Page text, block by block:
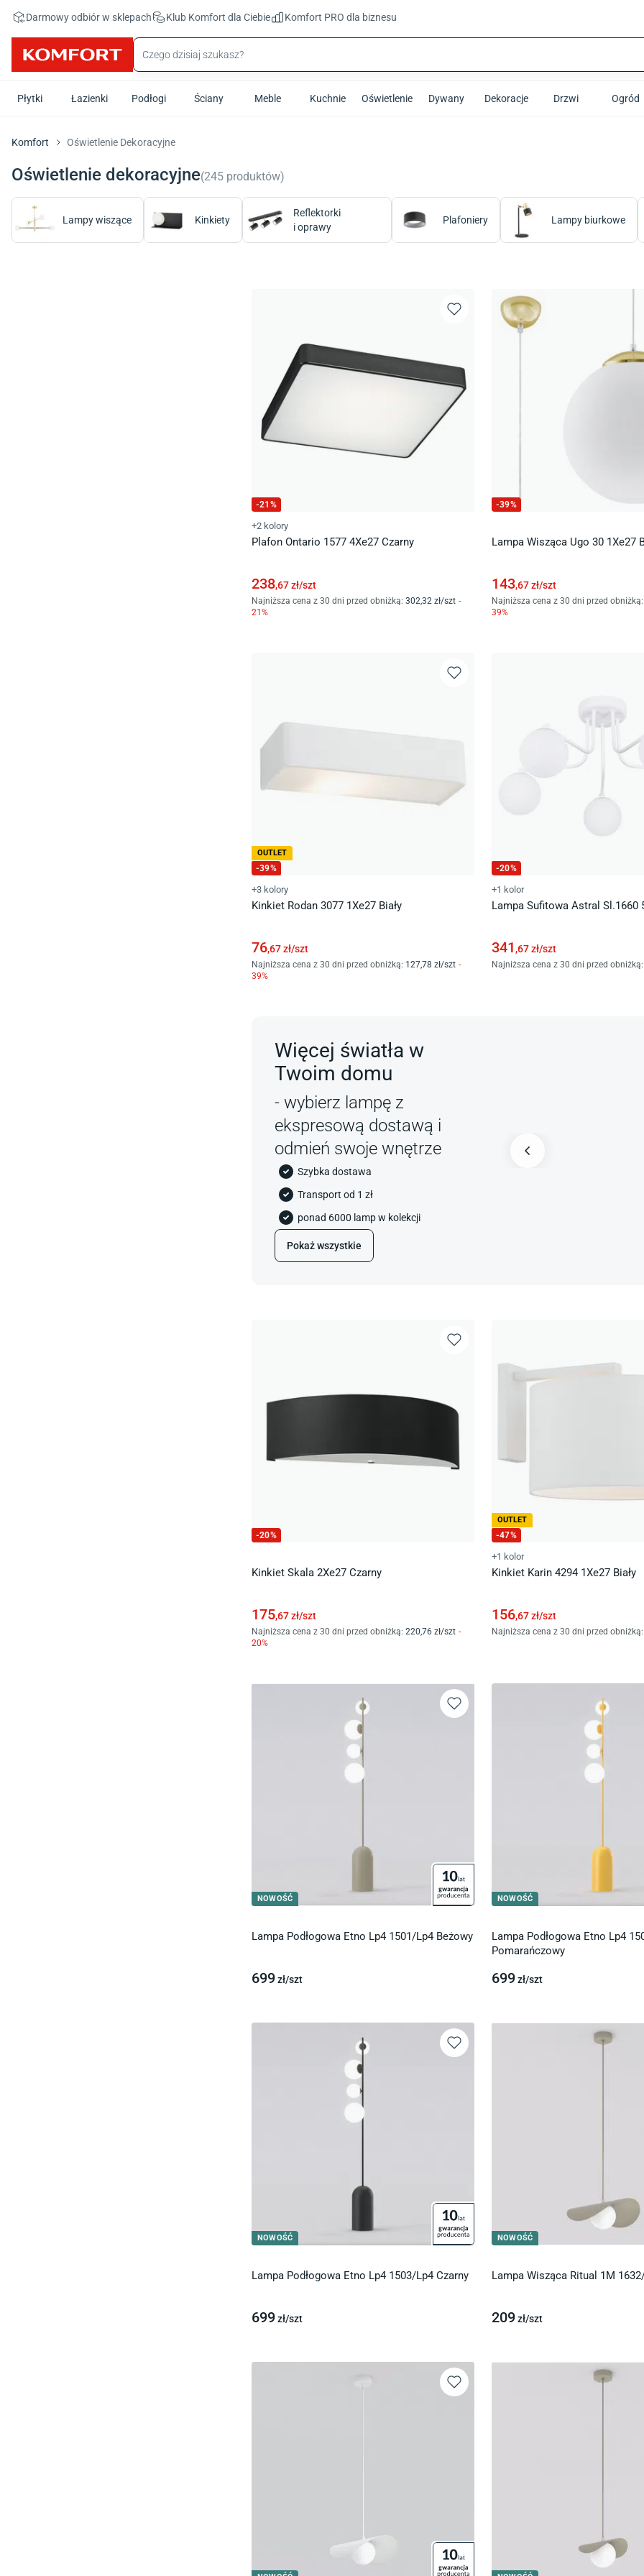
Darmowy odbiór w sklepach Klub Komfort dla Ciebie Komfort PRO dla biznesu
Płytki Łazienki Podłogi Ściany Meble Kuchnie Oświetlenie Dywany Dekoracje Drzwi Ogród
Komfort Oświetlenie Dekoracyjne
Oświetlenie dekoracyjne(245 produktów)
Lampy wiszące Kinkiety
Reflektorki
i oprawy
Plafoniery Lampy biurkowe
-21 %
+2 kolory
Plafon Ontario 1577 4Xe27 Czarny
238,67zł/szt
Najniższa cena z 30 dni przed obniżką: 302,32 zł/szt -
21 %
-39%
Lampa Wisząca Ugo 30 1Xe27
143,67zł/szt
Najniższa cena z 30 dni przed obniżką:
39%
OUTLET
-39%
+3 kolory
Kinkiet Rodan 3077 1Xe27 Biały
76,67zł/szt
Najniższa cena z 30 dni przed obniżką: 127,78 zł/szt -
39%
-20%
+1 kolor
Lampa Sufitowa Astral Sl.1660
341 ,67zł/szt
Najniższa cena z 30 dni przed obniżką:
Więcej światła w
Twoim domu
- wybierz lampę z
ekspresową dostawą i
odmień swoje wnętrze
Szybka dostawa
Transport od 1 zł
ponad 6000 lamp w kolekcji
Pokaż wszystkie
-20%
Kinkiet Skala 2Xe27 Czarny
175,67zł/szt
Najniższa cena z 30 dni przed obniżką: 220,76 zł/szt -
20%
OUTLET
-47%
+1 kolor
Kinkiet Karin 4294 1Xe27 Biały
156,67zł/szt
Najniższa cena z 30 dni przed obniżką:
NOWOŚĆ
Lampa Podłogowa Etno Lp4 1501/Lp4 Beżowy
699zł/szt
NOWOŚĆ
Lampa Podłogowa Etno Lp4
Pomarańczowy
699zł/szt
NOWOŚĆ
Lampa Podłogowa Etno Lp4 1503/Lp4 Czarny
699zł/szt
NOWOŚĆ
Lampa Wisząca Ritual 1M
209zł/szt